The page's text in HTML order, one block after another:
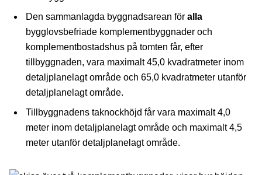
Den sammanlagda byggnadsarean för alla
bygglovsbefriade komplementbyggnader och
komplementbostadshus på tomten får, efter
tillbyggnaden, vara maximalt 45,0 kvadratmeter inom
detaljplanelagt område och 65,0 kvadratmeter utanför
detaljplanelagt område.
Tillbyggnadens taknockhöjd får vara maximalt 4,0
meter inom detaljplanelagt område och maximalt 4,5
meter utanför detaljplanelagt område.